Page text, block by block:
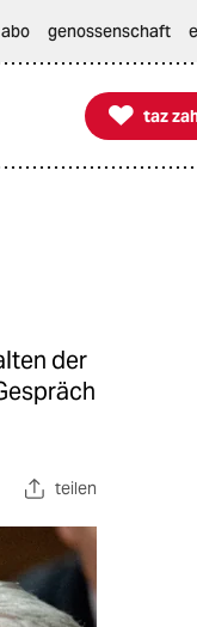
abo genossenschaft

taz zahl ich
taz
der
teilen